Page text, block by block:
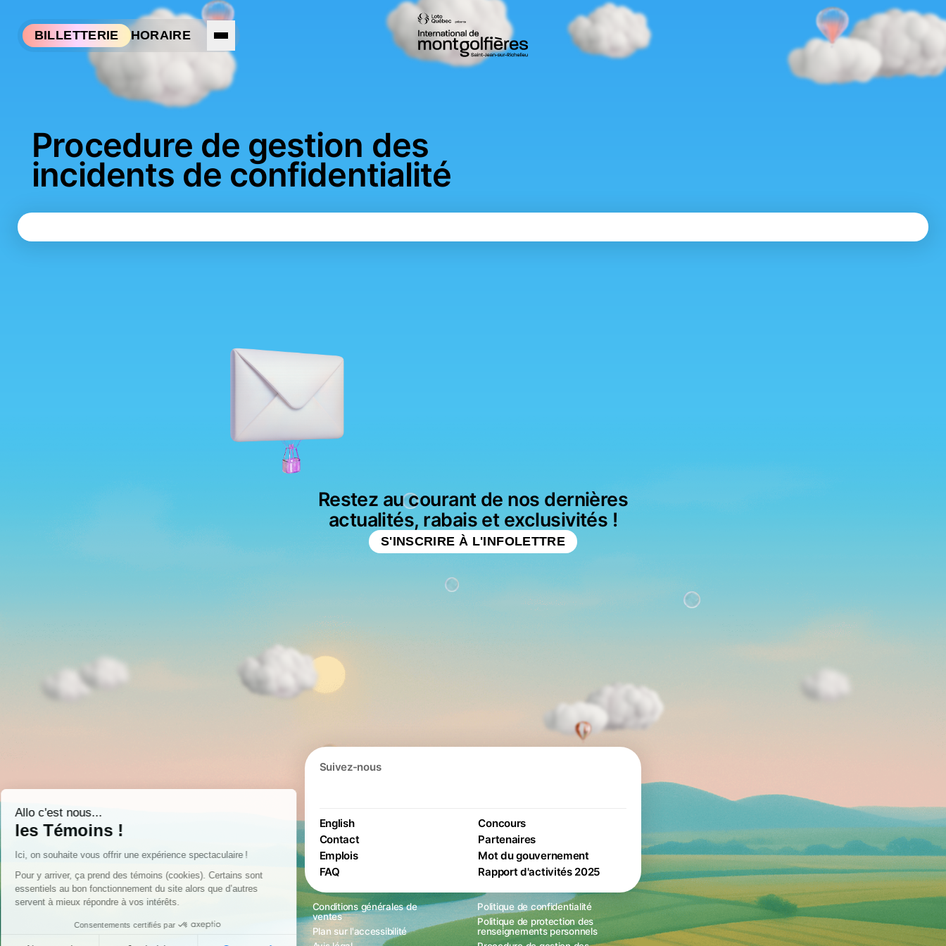
BILLETTERIE HORAIRE
Procedure de gestion des
incidents de confidentialité
Restez au courant de nos dernières
actualités, rabais et exclusivités !
S'INSCRIRE À L'INFOLETTRE
Suivez-nous
English
Contact
Emplois
FAQ
Concours
Partenaires
Mot du gouvernement
Rapport d'activités 2025
Conditions générales de
ventes
Plan sur l'accessibilité
Politique de confidentialité
Politique de protection des
renseignements personnels